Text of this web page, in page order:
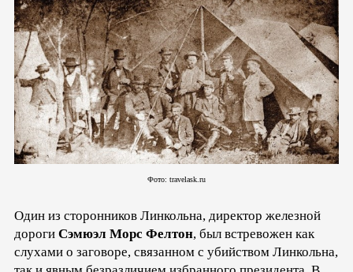
Фото: travelask.ru
Один из сторонников Линкольна, директор железной
дороги Сэмюэл Морс Фелтон, был встревожен как
слухами о заговоре, связанном с убийством Линкольна,